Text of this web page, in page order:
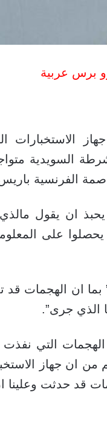
برس عربية
السويدية
الفرنسية
ان يقول
يحصلوا على
بما ان الهجمات
الذي جرى”.
الهجمات التي
من ان جهاز
قد حدثت وعلينا